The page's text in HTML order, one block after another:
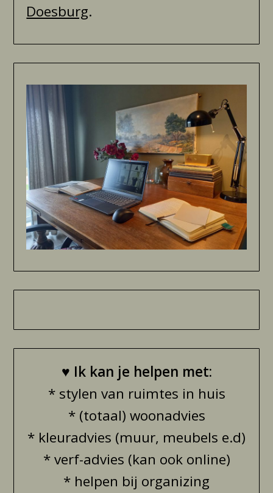
Doesburg.
♥ Ik kan je helpen met:
* stylen van ruimtes in huis
* (totaal) woonadvies
* kleuradvies (muur, meubels e.d)
* verf-advies (kan ook online)
* helpen bij organizing